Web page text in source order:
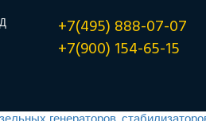
+7(495) 888-07-07
+7(900) 154-65-15